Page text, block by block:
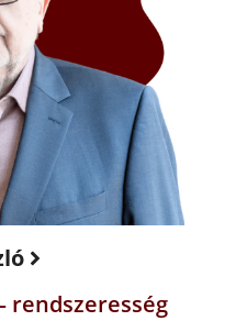
rendszeresség